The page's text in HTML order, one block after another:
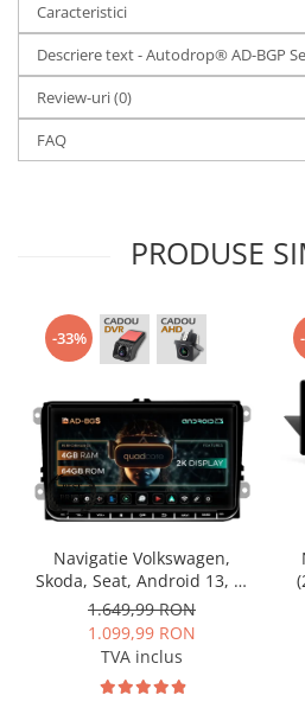
Caracteristici
Descriere text - Autodrop® AD-BGP
Review-uri(0)
FAQ
PRODUSE
-33%
Navigatie Volkswagen,
Skoda, Seat, Android 13, S-
Quadcore / 4GB RAM +
64GB ROM, 9 Inch - AD-
BGSW94L
1.649,99 RON
1.099,99 RON
TVA inclus